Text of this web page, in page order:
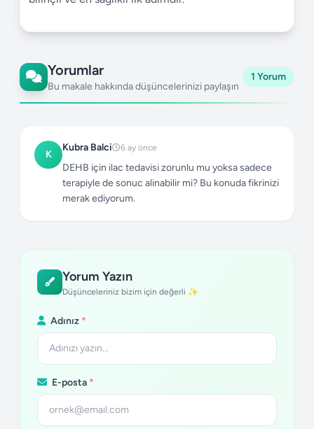
Yorumlar
Bu makale hakkında düşüncelerinizi paylaşın
1 Yorum
K
Kubra Balci 6 ay önce
DEHB için ilac tedavisi zorunlu mu yoksa sadece
terapiyle de sonuc alinabilir mi? Bu konuda fikrinizi
merak ediyorum.
Yorum Yazın
Düşünceleriniz bizim için değerli ✨
Adınız *
E-posta *